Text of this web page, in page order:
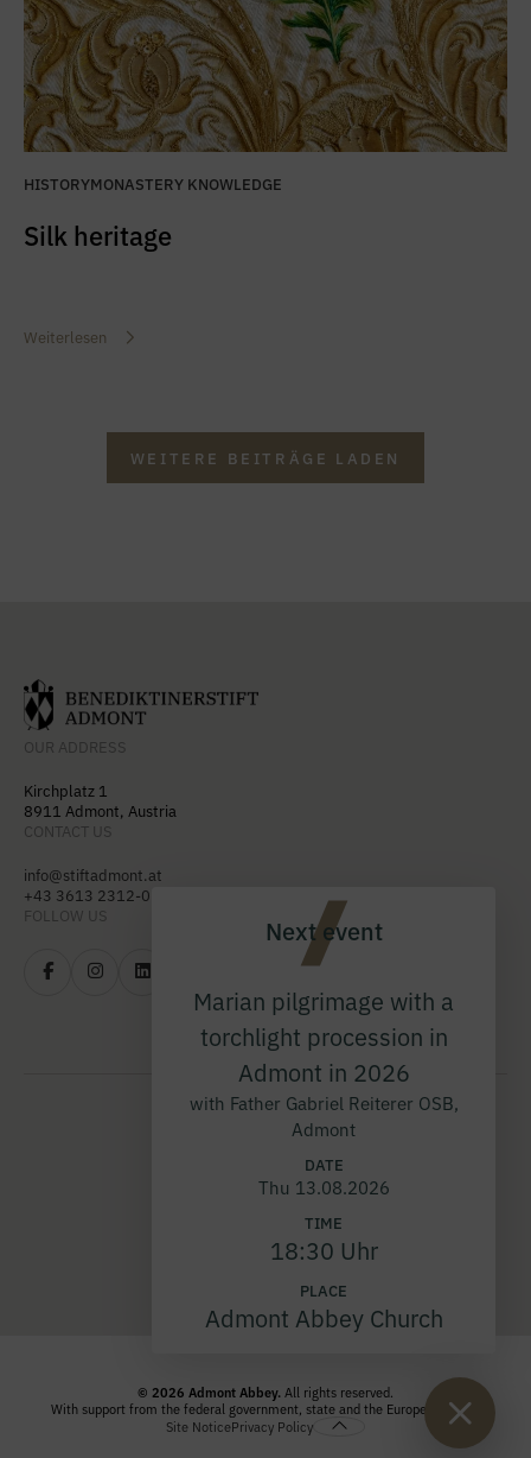
HISTORYMONASTERY KNOWLEDGE
Silk heritage
Weiterlesen
WEITERE BEITRÄGE LADEN
OUR ADDRESS
Kirchplatz 1
8911 Admont, Austria
CONTACT US
info@stiftadmont.at
+43 3613 2312-0
FOLLOW US
© 2026 Admont Abbey. All rights reserved.
With support from the federal government, state and the European Union.
Site NoticePrivacy Policy
Next event
Marian pilgrimage with a
torchlight procession in
Admont in 2026
with Father Gabriel Reiterer OSB,
Admont
DATE
Thu 13.08.2026
TIME
18:30 Uhr
PLACE
Admont Abbey Church